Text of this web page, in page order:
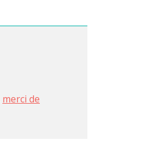
merci de